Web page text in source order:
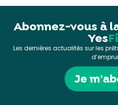
Abonnez-vous à
Yes
Les dernières actualités sur les
Je